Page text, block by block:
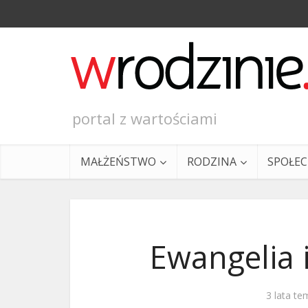
portal z wartościami
MAŁŻEŃSTWO RODZINA
3 lata